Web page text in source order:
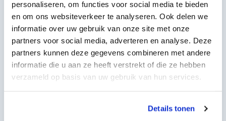
personaliseren, om functies voor social media te bieden
en om ons websiteverkeer te analyseren. Ook delen we
informatie over uw gebruik van onze site met onze
partners voor social media, adverteren en analyse. Deze
partners kunnen deze gegevens combineren met andere
informatie die u aan ze heeft verstrekt of die ze hebben
verzameld op basis van uw gebruik van hun services.
Details tonen
verdwijning van het globusgevoel.
Neem vrijblijvend contact op